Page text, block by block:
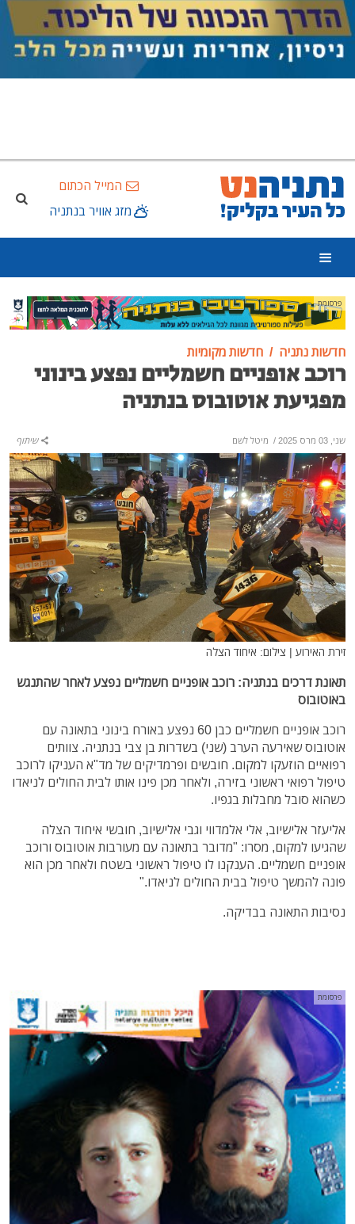
המייל הכתום
מזג אוויר בנתניה
פרסומת
חדשות נתניה חדשות מקומיות
רוכב אופניים חשמליים נפצע בינוני
מפגיעת אוטובוס בנתניה
שני, 03 מרס 2025 / מיטל לשם שיתוף
זירת האירוע | צילום: איחוד הצלה
תאונת דרכים בנתניה: רוכב אופניים חשמליים נפצע לאחר שהתנגש
באוטובוס
רוכב אופניים חשמליים כבן 60 נפצע באורח בינוני בתאונה עם
אוטובוס שאירעה הערב (שני) בשדרות בן צבי בנתניה. צוותים
רפואיים הוזעקו למקום. חובשים ופרמדיקים של מד"א העניקו לרוכב
טיפול רפואי ראשוני בזירה, ולאחר מכן פינו אותו לבית החולים לניאדו
כשהוא סובל מחבלות בגפיו.
אליעזר אלישיוב, אלי אלמדווי וגבי אלישיוב, חובשי איחוד הצלה
שהגיעו למקום, מסרו: "מדובר בתאונה עם מעורבות אוטובוס ורוכב
אופניים חשמליים. הענקנו לו טיפול ראשוני בשטח ולאחר מכן הוא
פונה להמשך טיפול בבית החולים לניאדו."
נסיבות התאונה בבדיקה.
פרסומת